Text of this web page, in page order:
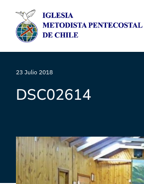
23 Julio 2018
DSC02614